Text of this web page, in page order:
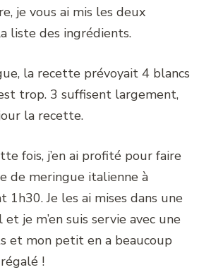
je vous ai mis les deux
liste des ingrédients.
la recette prévoyait 4 blancs
trop. 3 suffisent largement,
la recette.
fois, j’en ai profité pour faire
de meringue italienne à
1h30. Je les ai mises dans une
je m’en suis servie avec une
et mon petit en a beaucoup
!